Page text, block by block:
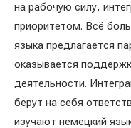
на рабочую силу,
приоритетом. Всё
языка предлагается
оказывается
деятельности.
берут на себя
изучают немецкий